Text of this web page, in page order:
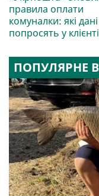
правила оплати
комуналки: які дані
попросять у
ПОПУЛЯРНЕ